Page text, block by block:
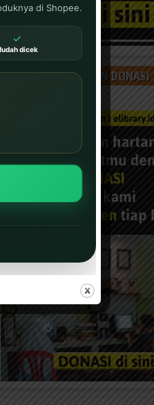
BANTU KAMI DENGAN DONASI
di Shopee.
✓
dicek